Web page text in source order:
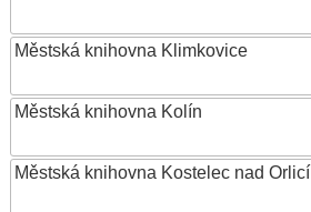
Městská knihovna Klimkovice
Městská knihovna Kolín
Městská knihovna Kostelec nad Orlicí